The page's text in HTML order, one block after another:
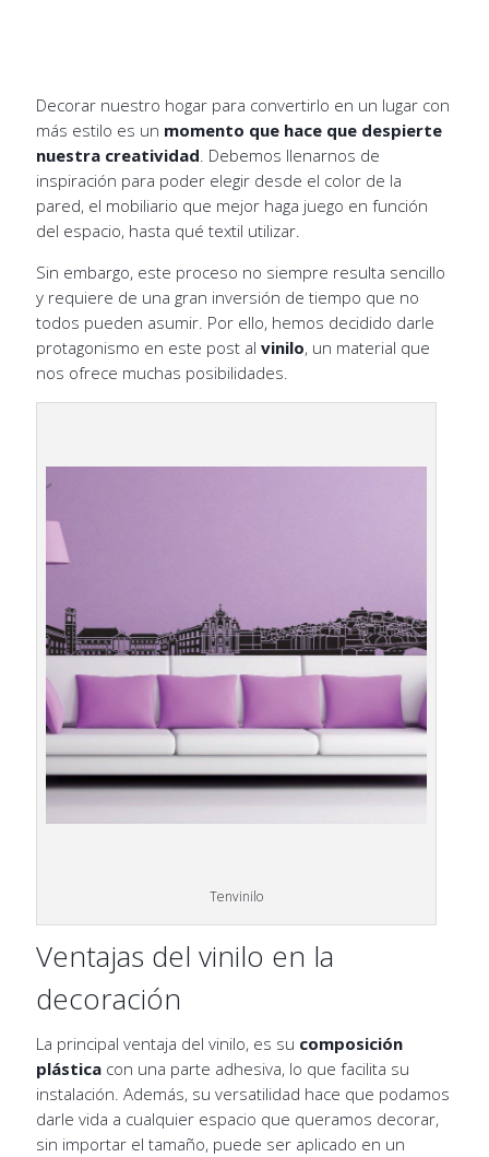
Decorar nuestro hogar para convertirlo en un lugar con
más estilo es un momento que hace que despierte
nuestra creatividad. Debemos llenarnos de
inspiración para poder elegir desde el color de la
pared, el mobiliario que mejor haga juego en función
del espacio, hasta qué textil utilizar.
Sin embargo, este proceso no siempre resulta sencillo
y requiere de una gran inversión de tiempo que no
todos pueden asumir. Por ello, hemos decidido darle
protagonismo en este post al vinilo, un material que
nos ofrece muchas posibilidades.
Tenvinilo
Ventajas del vinilo en la
decoración
La principal ventaja del vinilo, es su composición
plásticacon una parte adhesiva, lo que facilita su
instalación. Además, su versatilidad hace que podamos
darle vida a cualquier espacio que queramos decorar,
sin importar el tamaño, puede ser aplicado en un